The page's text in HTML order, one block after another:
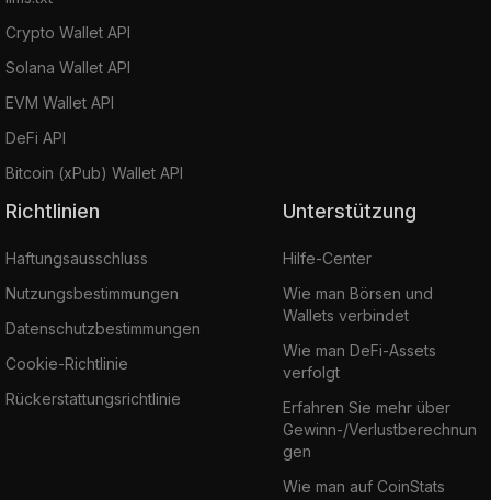
Crypto Wallet API
Solana Wallet API
EVM Wallet API
DeFi API
Bitcoin (xPub) Wallet API
Richtlinien
Haftungsausschluss
Nutzungsbestimmungen
Datenschutzbestimmungen
Cookie-Richtlinie
Rückerstattungsrichtlinie
Unterstützung
Hilfe-Center
Wie man Börsen und
Wallets verbindet
Wie man DeFi-Assets
verfolgt
Erfahren Sie mehr über
Gewinn-/Verlustberechnun
gen
Wie man auf CoinStats